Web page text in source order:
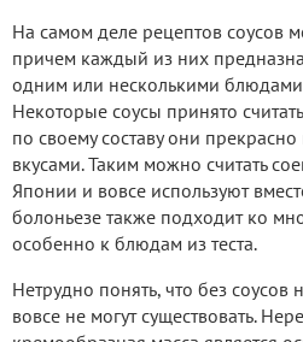
На самом деле рецептов соусов
причем каждый из них
одним или несколькими
Некоторые соусы принято
по своему составу они
вкусами. Таким можно считать
Японии и вовсе используют
болоньезе также подходит ко
особенно к блюдам из теста.
Нетрудно понять, что без
вовсе не могут существовать.